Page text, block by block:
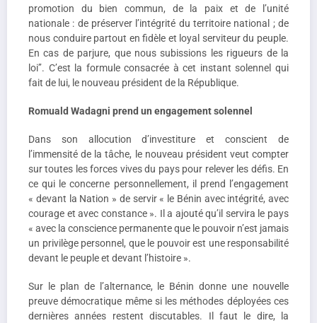
promotion du bien commun, de la paix et de l’unité
nationale : de préserver l’intégrité du territoire national ; de
nous conduire partout en fidèle et loyal serviteur du peuple.
En cas de parjure, que nous subissions les rigueurs de la
loi’’. C’est la formule consacrée à cet instant solennel qui
fait de lui, le nouveau président de la République.
Romuald Wadagni prend un engagement solennel
Dans son allocution d’investiture et conscient de
l’immensité de la tâche, le nouveau président veut compter
sur toutes les forces vives du pays pour relever les défis. En
ce qui le concerne personnellement, il prend l’engagement
« devant la Nation » de servir « le Bénin avec intégrité, avec
courage et avec constance ». Il a ajouté qu’il servira le pays
« avec la conscience permanente que le pouvoir n’est jamais
un privilège personnel, que le pouvoir est une responsabilité
devant le peuple et devant l’histoire ».
Sur le plan de l’alternance, le Bénin donne une nouvelle
preuve démocratique même si les méthodes déployées ces
dernières années restent discutables. Il faut le dire, la